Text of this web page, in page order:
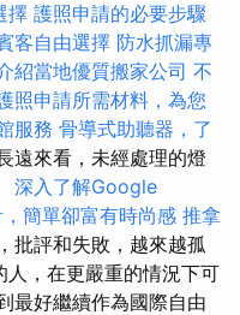
擇 護照申請的必要步驟
客自由選擇 防水抓漏專
紹當地優質搬家公司 不
照申請所需材料，為您
服務 骨導式助聽器，了
遠來看，未經處理的燈
深入了解Google
簡單卻富有時尚感 推拿
批評和失敗，越來越孤
人，在更嚴重的情況下可
最好繼續作為國際自由